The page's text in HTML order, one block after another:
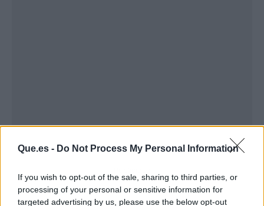
Que.es - Do Not Process My Personal Information
If you wish to opt-out of the sale, sharing to third parties, or
processing of your personal or sensitive information for
targeted advertising by us, please use the below opt-out